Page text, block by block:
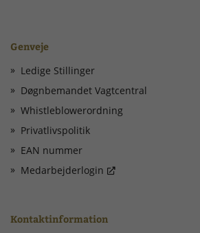
Genveje
Ledige Stillinger
Døgnbemandet Vagtcentral
Whistleblowerordning
Privatlivspolitik
EAN nummer
Medarbejderlogin
Kontaktinformation